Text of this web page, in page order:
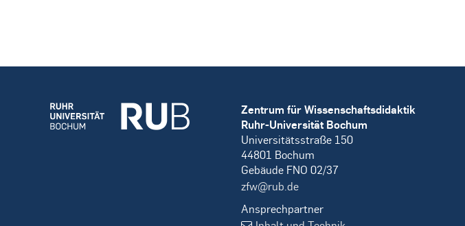
Zentrum für Wissenschaftsdidaktik
Ruhr-Universität Bochum
Universitätsstraße 150
44801 Bochum
Gebäude FNO 02/37
zfw@rub.de
Ansprechpartner